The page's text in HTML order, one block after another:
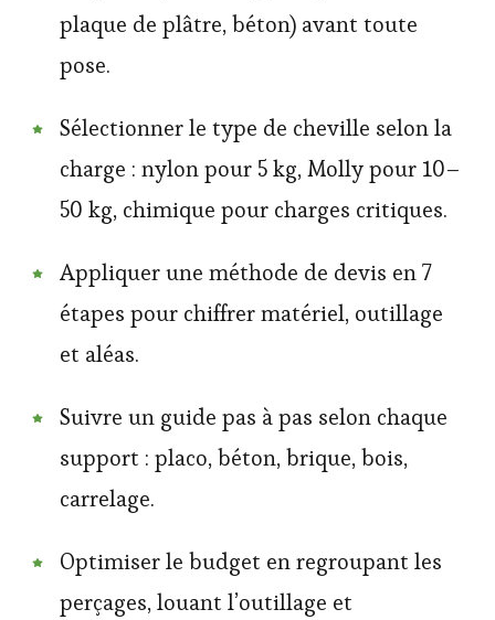
plaque de plâtre, béton) avant toute
pose.
Sélectionner le type de cheville selon la
charge : nylon pour 5 kg, Molly pour 10–
50 kg, chimique pour charges critiques.
Appliquer une méthode de devis en 7
étapes pour chiffrer matériel, outillage
et aléas.
Suivre un guide pas à pas selon chaque
support : placo, béton, brique, bois,
carrelage.
Optimiser le budget en regroupant les
perçages, louant l’outillage et